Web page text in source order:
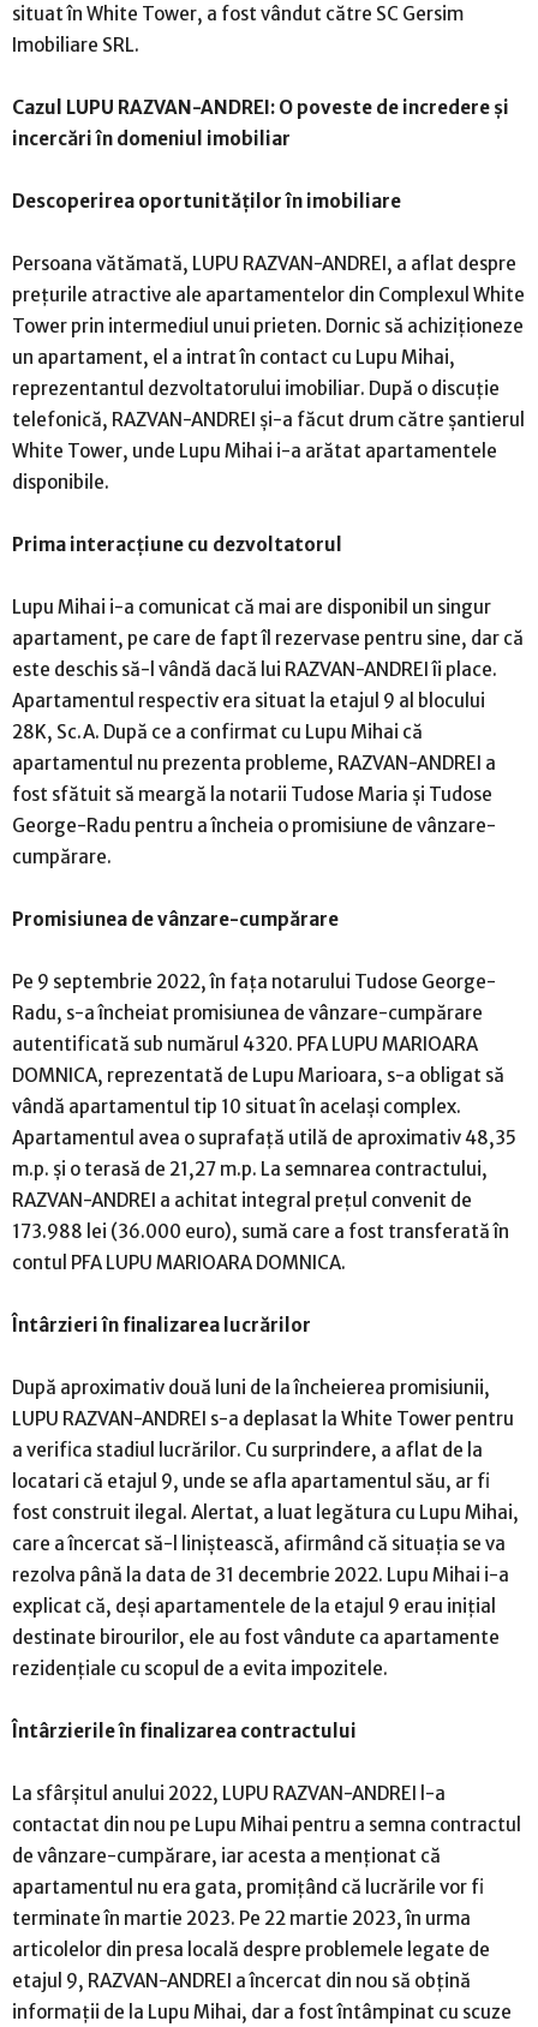
situat în White Tower, a fost vândut către SC Gersim
Imobiliare SRL.
Cazul LUPU RAZVAN-ANDREI: O poveste de incredere și
incercări în domeniul imobiliar
Descoperirea oportunităților în imobiliare
Persoana vătămată, LUPU RAZVAN-ANDREI, a aflat despre
prețurile atractive ale apartamentelor din Complexul White
Tower prin intermediul unui prieten. Dornic să achiziționeze
un apartament, el a intrat în contact cu Lupu Mihai,
reprezentantul dezvoltatorului imobiliar. După o discuție
telefonică, RAZVAN-ANDREI și-a făcut drum către șantierul
White Tower, unde Lupu Mihai i-a arătat apartamentele
disponibile.
Prima interacțiune cu dezvoltatorul
Lupu Mihai i-a comunicat că mai are disponibil un singur
apartament, pe care de fapt îl rezervase pentru sine, dar că
este deschis să-l vândă dacă lui RAZVAN-ANDREI îi place.
Apartamentul respectiv era situat la etajul 9 al blocului
28K, Sc.A. După ce a confirmat cu Lupu Mihai că
apartamentul nu prezenta probleme, RAZVAN-ANDREI a
fost sfătuit să meargă la notarii Tudose Maria și Tudose
George-Radu pentru a încheia o promisiune de vânzare-
cumpărare.
Promisiunea de vânzare-cumpărare
Pe 9 septembrie 2022, în fața notarului Tudose George-
Radu, s-a încheiat promisiunea de vânzare-cumpărare
autentificată sub numărul 4320. PFA LUPU MARIOARA
DOMNICA, reprezentată de Lupu Marioara, s-a obligat să
vândă apartamentul tip 10 situat în același complex.
Apartamentul avea o suprafață utilă de aproximativ 48,35
m.p. și o terasă de 21,27 m.p. La semnarea contractului,
RAZVAN-ANDREI a achitat integral prețul convenit de
173.988 lei (36.000 euro), sumă care a fost transferată în
contul PFA LUPU MARIOARA DOMNICA.
Întârzieri în finalizarea lucrărilor
După aproximativ două luni de la încheierea promisiunii,
LUPU RAZVAN-ANDREI s-a deplasat la White Tower pentru
a verifica stadiul lucrărilor. Cu surprindere, a aflat de la
locatari că etajul 9, unde se afla apartamentul său, ar fi
fost construit ilegal. Alertat, a luat legătura cu Lupu Mihai,
care a încercat să-l liniștească, afirmând că situația se va
rezolva până la data de 31 decembrie 2022. Lupu Mihai i-a
explicat că, deși apartamentele de la etajul 9 erau inițial
destinate birourilor, ele au fost vândute ca apartamente
rezidențiale cu scopul de a evita impozitele.
Întârzierile în finalizarea contractului
La sfârșitul anului 2022, LUPU RAZVAN-ANDREI l-a
contactat din nou pe Lupu Mihai pentru a semna contractul
de vânzare-cumpărare, iar acesta a menționat că
apartamentul nu era gata, promițând că lucrările vor fi
terminate în martie 2023. Pe 22 martie 2023, în urma
articolelor din presa locală despre problemele legate de
etajul 9, RAZVAN-ANDREI a încercat din nou să obțină
informații de la Lupu Mihai, dar a fost întâmpinat cu scuze